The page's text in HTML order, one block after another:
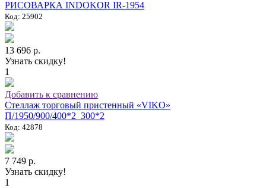
РИСОВАРКА INDOKOR IR-1954
Код: 25902
13 696 р.
Узнать скидку!
1
Добавить к сравнению
Стеллаж торговый пристенный «VIKO»
П/1950/900/400*2_300*2
Код: 42878
7 749 р.
Узнать скидку!
1